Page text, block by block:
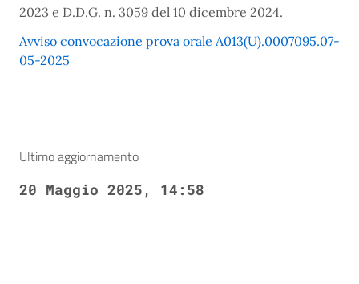
2023 e D.D.G. n. 3059 del 10 dicembre 2024.
Avviso convocazione prova orale A013(U).0007095.07-
05-2025
Ultimo aggiornamento
20 Maggio 2025, 14:58